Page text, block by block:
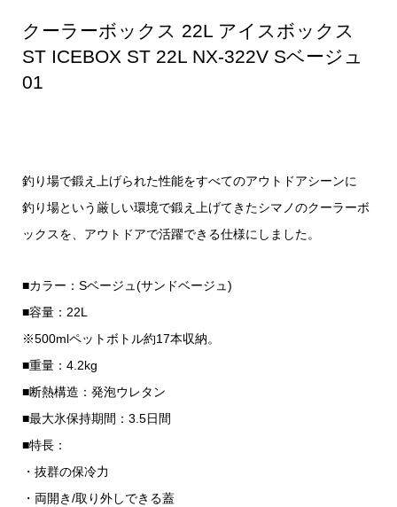
クーラーボックス 22L アイスボックス
ST ICEBOX ST 22L NX-322V Sベージュ
01
釣り場で鍛え上げられた性能をすべてのアウトドアシーンに
釣り場という厳しい環境で鍛え上げてきたシマノのクーラーボ
ックスを、アウトドアで活躍できる仕様にしました。
■カラー：Sベージュ(サンドベージュ)
■容量：22L
※500mlペットボトル約17本収納。
■重量：4.2kg
■断熱構造：発泡ウレタン
■最大氷保持期間：3.5日間
■特長：
・抜群の保冷力
・両開き/取り外しできる蓋